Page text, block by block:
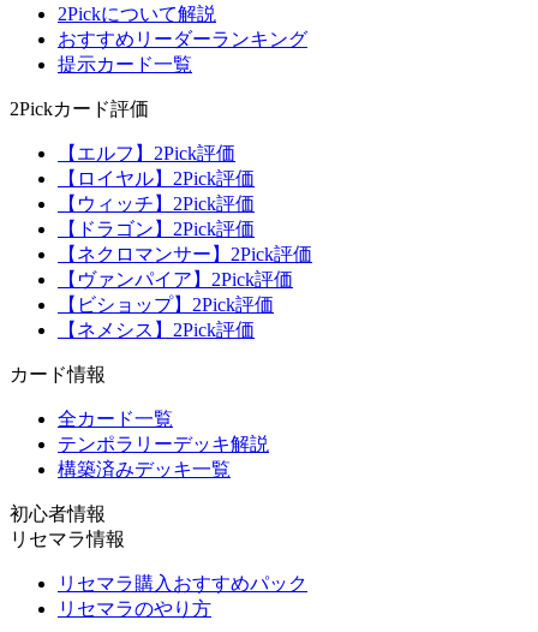
2Pickについて解説
おすすめリーダーランキング
提示カード一覧
2Pickカード評価
【エルフ】2Pick評価
【ロイヤル】2Pick評価
【ウィッチ】2Pick評価
【ドラゴン】2Pick評価
【ネクロマンサー】2Pick評価
【ヴァンパイア】2Pick評価
【ビショップ】2Pick評価
【ネメシス】2Pick評価
カード情報
全カード一覧
テンポラリーデッキ解説
構築済みデッキ一覧
初心者情報
リセマラ情報
リセマラ購入おすすめパック
リセマラのやり方